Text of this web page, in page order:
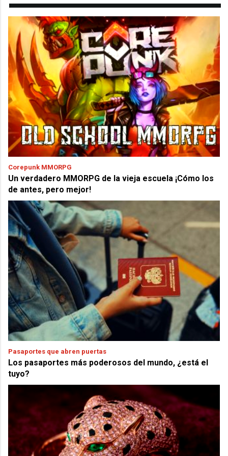
Corepunk MMORPG
Un verdadero MMORPG de la vieja escuela ¡Cómo los
de antes, pero mejor!
Pasaportes que abren puertas
Los pasaportes más poderosos del mundo, ¿está el
tuyo?